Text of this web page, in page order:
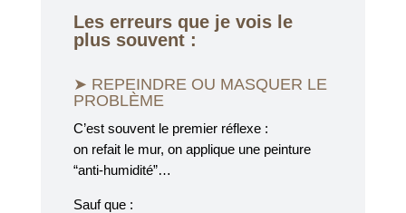
Les erreurs que je vois le
plus souvent :
➤ REPEINDRE OU MASQUER LE
PROBLÈME
C’est souvent le premier réflexe :
on refait le mur, on applique une peinture
“anti-humidité”…
Sauf que :